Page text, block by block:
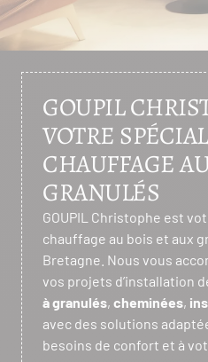
GOUPIL
VOTRE
CHAUFFAGE
GRANULÉS
GOUPIL Christophe est
chauffage au bois et aux
Bretagne. Nous vous
vos projets d’installation
à granulés, cheminées,
avec des solutions
besoins de confort et à